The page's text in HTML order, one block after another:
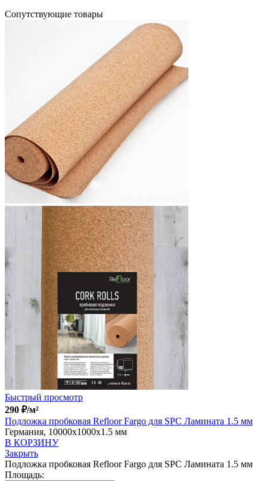
Cопутствующие товары
Быстрый просмотр
290 ₽/м²
Подложка пробковая Refloor Fargo для SPC Ламината 1.5 мм
Германия, 10000x1000x1.5 мм
В КОРЗИНУ
Закрыть
Подложка пробковая Refloor Fargo для SPC Ламината 1.5 мм
Площадь: